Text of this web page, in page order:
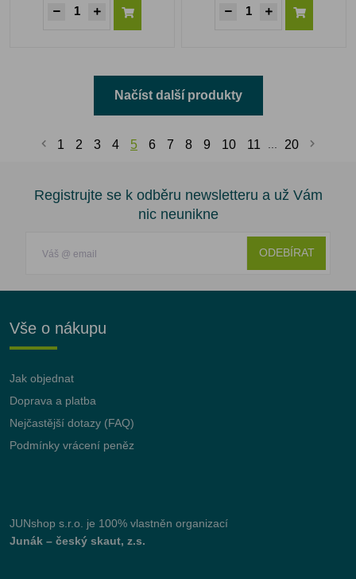
Načíst další produkty
1 2 3 4 5 6 7 8 9 10 11 20
Registrujte se k odběru newsletteru a už Vám
nic neunikne
ODEBÍRAT
Vše o nákupu
Jak objednat
Doprava a platba
Nejčastější dotazy (FAQ)
Podmínky vrácení peněz
JUNshop s.r.o.
je 100% vlastněn organizací
Junák – český skaut, z.s.